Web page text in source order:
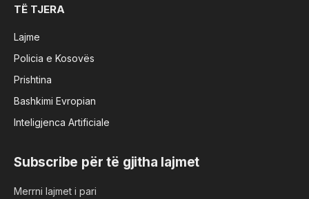
TË TJERA
Lajme
Policia e Kosovës
Prishtina
Bashkimi Evropian
Inteligjenca Artificiale
Subscribe për të gjitha lajmet
Merrni lajmet i pari